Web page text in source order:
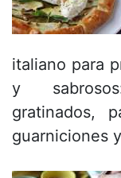
italiano para
y
gratinados,
guarniciones